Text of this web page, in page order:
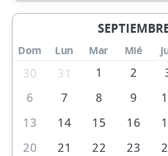
Dom Lun Mar Mié
30 31 1 2
6
7 8 9
13
14 15 16
20
21 22 23